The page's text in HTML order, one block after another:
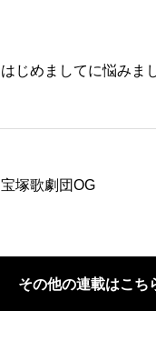
はじめましてに悩みま
宝塚歌劇団OG
その他の連載はこち